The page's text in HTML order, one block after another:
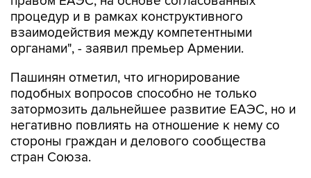
процедур и в рамках конструктивного
взаимодействия между компетентными
органами", - заявил премьер Армении.
Пашинян отметил, что игнорирование
подобных вопросов способно не только
затормозить дальнейшее развитие ЕАЭС, но и
негативно повлиять на отношение к нему со
стороны граждан и делового сообщества
стран Союза.